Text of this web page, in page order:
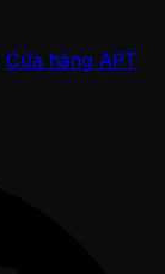
Cửa hàng APT